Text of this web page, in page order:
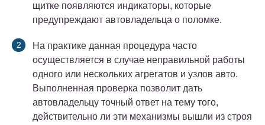
щитке появляются индикаторы, которые
предупреждают автовладельца о поломке.
На практике данная процедура часто
осуществляется в случае неправильной работы
одного или нескольких агрегатов и узлов авто.
Выполненная проверка позволит дать
автовладельцу точный ответ на тему того,
действительно ли эти механизмы вышли из строя